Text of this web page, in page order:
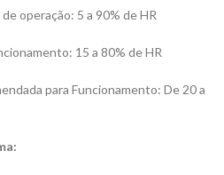
operação: 5 a 90% de HR
15 a 80% de HR
para Funcionamento: De 20 a